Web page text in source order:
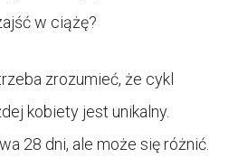
w ciążę?
zrozumieć, że cykl
kobiety jest unikalny.
28 dni, ale może się różnić.